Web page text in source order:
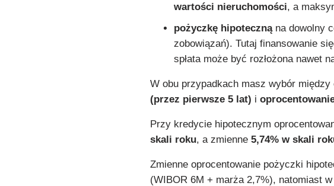
wartości nieruchomości, a
pożyczkę hipotecznąna dowolny
zobowiązań). Tutaj finansowanie
spłata może być rozłożona nawet
W obu przypadkach masz wybór między
(przez pierwsze 5 lat) i
Przy kredycie hipotecznym
skali roku, a zmienne5,74% w skali
Zmienne oprocentowanie pożyczki
(WIBOR 6M + marża 2,7%), natomiast